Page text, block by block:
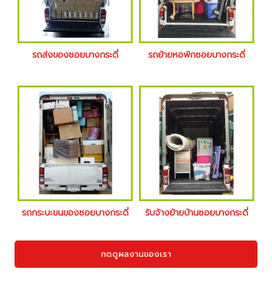
รถส่งของซอยบางกระดี่ รถย้ายหอพักซอยบางกระดี่
รถกระบะขนของซอยบางกระดี่ รับจ้างย้ายบ้านซอยบางกระดี่
กดดูผลงานของเรา